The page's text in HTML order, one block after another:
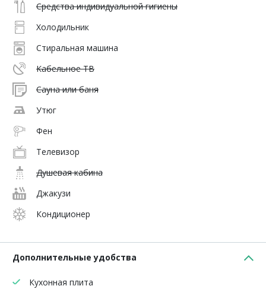
Средства индивидуальной гигиены
Холодильник
Стиральная машина
Кабельное ТВ
Сауна или баня
Утюг
Фен
Телевизор
Душевая кабина
Джакузи
Кондиционер
Дополнительные удобства
Кухонная плита